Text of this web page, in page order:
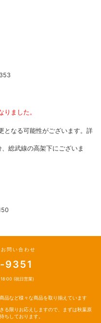
ました。
となる可能性がございます。詳
総武線の高架下にございま
問い合わせ
9351
(祝日営業)
品など様々な商品を取り揃えています
る限りお応えしますので、まずは秋葉原
ちしております。